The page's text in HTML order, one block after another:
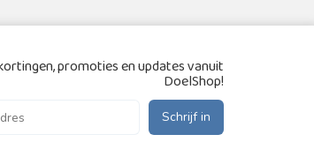
promoties en updates vanuit
DoelShop!
Schrijf in